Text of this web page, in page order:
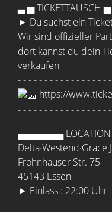
▃ ▅ TICKETTAUSCH
► Du suchst ein
Wir sind offizieller
dort kannst du dein
verkaufen
- - - - - - - - - - - - - - - - -
https://
- - - - - - - - - - - - - - - - -
▄▄▄▄▄▄▄
Delta∙Westend∙Grace
Frohnhauser Str. 75
45143 Essen
► Einlass : 22:00 Uhr